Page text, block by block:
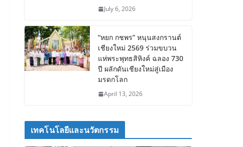
July 6, 2026
“หยก กชพร” หนุนสงกรานต์
เชียงใหม่ 2569 ร่วมขบวน
แห่พระพุทธสิหิงค์ ฉลอง 730
ปี ผลักดันเชียงใหม่สู่เมือง
มรดกโลก
April 13, 2026
เทคโนโลยีและนวัตกรรม